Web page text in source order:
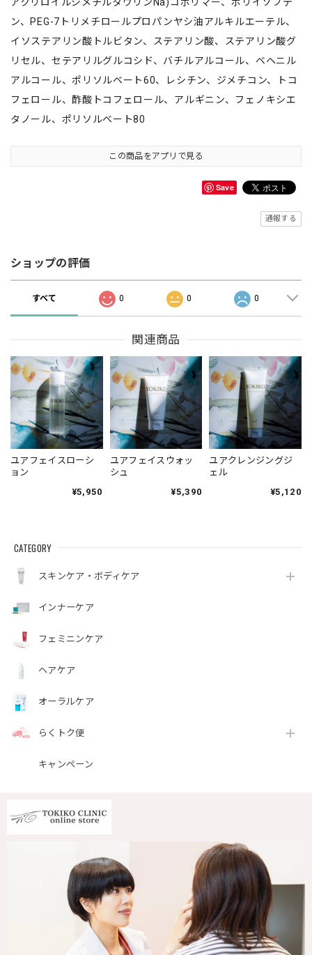
アクリロイルジメチルタウリンNa)コポリマー、ポリイソブテ
ン、PEG-7トリメチロールプロパンヤシ油アルキルエーテル、
イソステアリン酸トルビタン、ステアリン酸、ステアリン酸グ
リセル、セテアリルグルコシド、バチルアルコール、ベヘニル
アルコール、ポリソルベート60、レシチン、ジメチコン、トコ
フェロール、酢酸トコフェロール、アルギニン、フェノキシエ
タノール、ポリソルベート80
この商品をアプリで見る
Save
通報する
ショップの評価
すべて 0 0 0
関連商品
ユアフェイスローシ
ョン
¥5,950
ユアフェイスウォッ
シュ
¥5,390
ユアクレンジングジ
ェル
¥5,120
CATEGORY
スキンケア・ボディケア
インナーケア
フェミニンケア
ヘアケア
オーラルケア
らくトク便
キャンペーン